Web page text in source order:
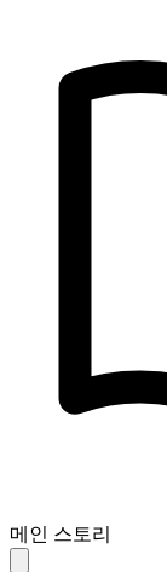
메인 스토리